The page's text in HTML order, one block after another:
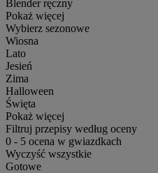
Blender ręczny
Pokaż więcej
Wybierz sezonowe
Wiosna
Lato
Jesień
Zima
Halloween
Święta
Pokaż więcej
Filtruj przepisy według oceny
0 - 5 ocena w gwiazdkach
Wyczyść wszystkie
Gotowe